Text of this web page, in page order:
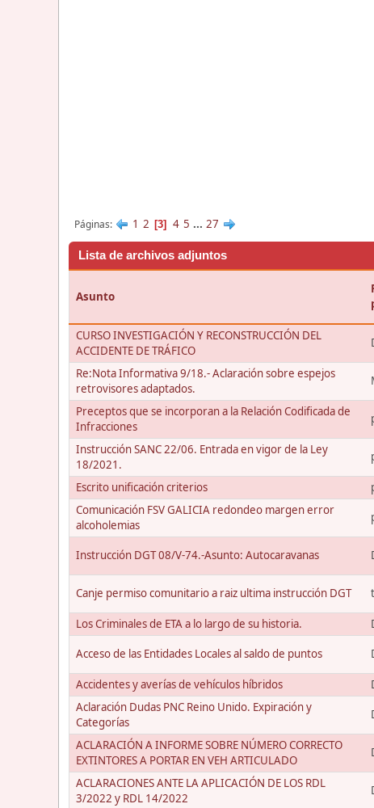
Páginas 1 2 3 4 5 ... 27
Lista de archivos adjuntos
Asunto
CURSO INVESTIGACIÓN Y RECONSTRUCCIÓN DEL
ACCIDENTE DE TRÁFICO
Re:Nota Informativa 9/18.- Aclaración sobre espejos
retrovisores adaptados.
Preceptos que se incorporan a la Relación Codificada de
Infracciones
Instrucción SANC 22/06. Entrada en vigor de la Ley
18/2021.
Escrito unificación criterios
Comunicación FSV GALICIA redondeo margen error
alcoholemias
Instrucción DGT 08/V-74.-Asunto: Autocaravanas
Canje permiso comunitario a raiz ultima instrucción DGT
Los Criminales de ETA a lo largo de su historia.
Acceso de las Entidades Locales al saldo de puntos
Accidentes y averías de vehículos híbridos
Aclaración Dudas PNC Reino Unido. Expiración y
Categorías
ACLARACIÓN A INFORME SOBRE NÚMERO CORRECTO
EXTINTORES A PORTAR EN VEH ARTICULADO
ACLARACIONES ANTE LA APLICACIÓN DE LOS RDL
3/2022 y RDL 14/2022